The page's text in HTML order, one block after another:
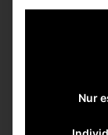
Nur